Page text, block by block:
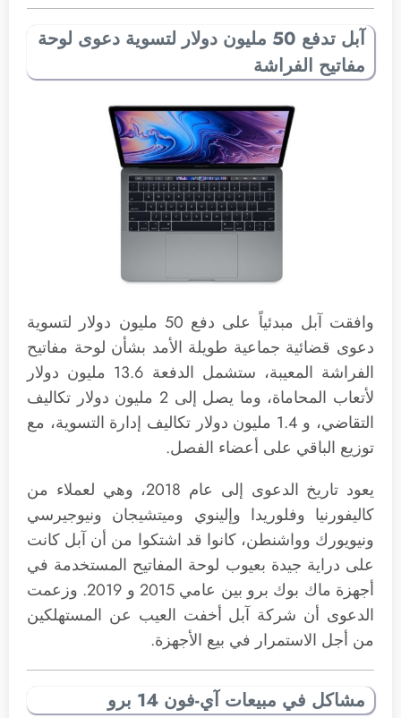
آبل تدفع 50 مليون دولار لتسوية دعوى لوحة
مفاتيح الفراشة
وافقت آبل مبدئياً على دفع 50 مليون دولار لتسوية
دعوى قضائية جماعية طويلة الأمد بشأن لوحة مفاتيح
الفراشة المعيبة، ستشمل الدفعة 13.6 مليون دولار
لأتعاب المحاماة، وما يصل إلى 2 مليون دولار تكاليف
التقاضي، و 1.4 مليون دولار تكاليف إدارة التسوية، مع
توزيع الباقي على أعضاء الفصل.
يعود تاريخ الدعوى إلى عام 2018، وهي لعملاء من
كاليفورنيا وفلوريدا وإلينوي وميتشيجان ونيوجيرسي
ونيويورك وواشنطن، كانوا قد اشتكوا من أن آبل كانت
على دراية جيدة بعيوب لوحة المفاتيح المستخدمة في
أجهزة ماك بوك برو بين عامي 2015 و 2019. وزعمت
الدعوى أن شركة آبل أخفت العيب عن المستهلكين
من أجل الاستمرار في بيع الأجهزة.
مشاكل في مبيعات آي-فون 14 برو